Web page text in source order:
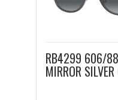
RB4299 606/88
MIRROR